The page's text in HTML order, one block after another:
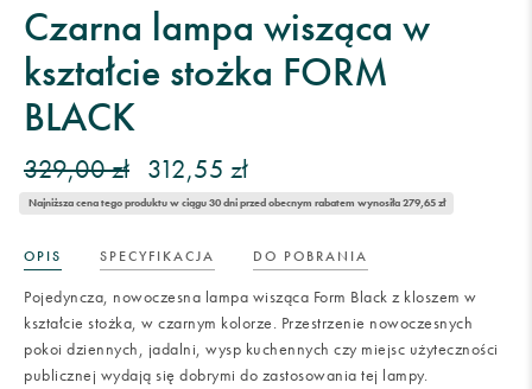
Czarna lampa wisząca w
kształcie stożka FORM
BLACK
329,00 zł 312,55 zł
Najniższa cena tego produktu w ciągu 30 dni przed obecnym rabatem wynosiła 279,65 zł
OPIS SPECYFIKACJA DO POBRANIA
Pojedyncza, nowoczesna lampa wisząca Form Black z kloszem w
kształcie stożka, w czarnym kolorze. Przestrzenie nowoczesnych
pokoi dziennych, jadalni, wysp kuchennych czy miejsc użyteczności
publicznej wydają się dobrymi do zastosowania tej lampy.